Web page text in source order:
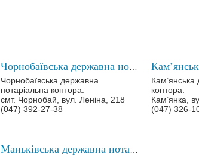
Чорнобаївська державна
нотаріальна контора.
смт. Чорнобай, вул. Леніна, 218
(047) 392-27-38
Кам’янська
контора.
Кам’янка,
(047) 326-